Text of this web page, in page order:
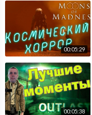
00:05:29
00:05:38